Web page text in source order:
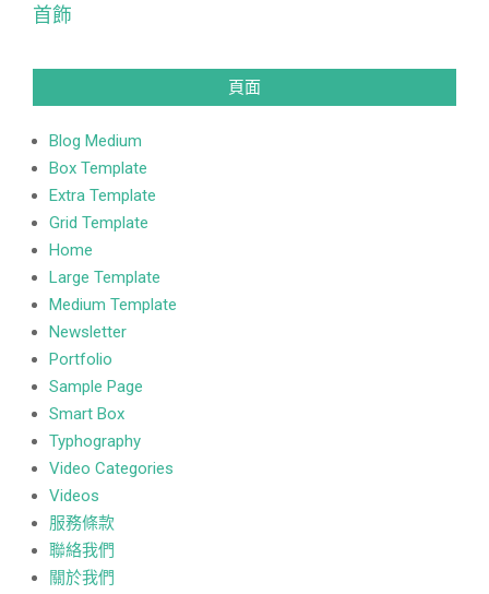
首飾
頁面
Blog Medium
Box Template
Extra Template
Grid Template
Home
Large Template
Medium Template
Newsletter
Portfolio
Sample Page
Smart Box
Typhography
Video Categories
Videos
服務條款
聯絡我們
關於我們